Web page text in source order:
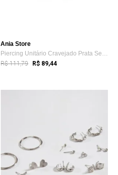
Ania Store
Piercing Unitário Cravejado Prata Semijo...
R$ 111,79 R$ 89,44